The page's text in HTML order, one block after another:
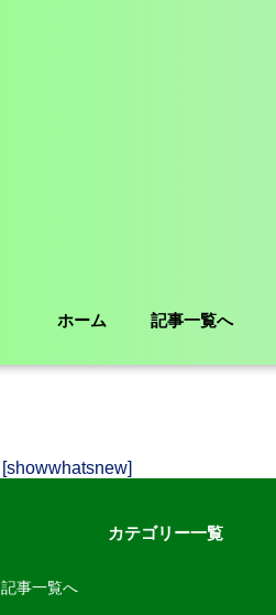
ホーム 記事一覧へ
[showwhatsnew]
カテゴリー一覧
記事一覧へ